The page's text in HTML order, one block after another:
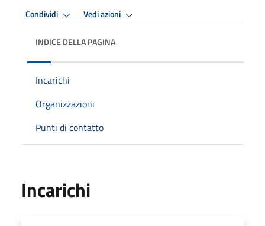
Condividi Vedi azioni
INDICE DELLA PAGINA
Incarichi
Organizzazioni
Punti di contatto
Incarichi